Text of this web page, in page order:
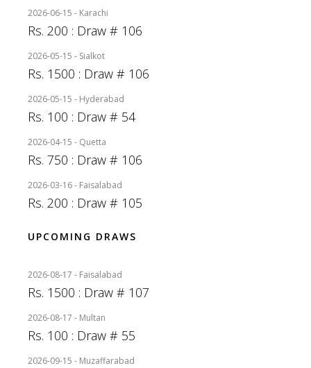
2026-06-15 - Karachi
Rs. 200 : Draw # 106
2026-05-15 - Sialkot
Rs. 1500 : Draw # 106
2026-05-15 - Hyderabad
Rs. 100 : Draw # 54
2026-04-15 - Quetta
Rs. 750 : Draw # 106
2026-03-16 - Faisalabad
Rs. 200 : Draw # 105
UPCOMING DRAWS
2026-08-17 - Faisalabad
Rs. 1500 : Draw # 107
2026-08-17 - Multan
Rs. 100 : Draw # 55
2026-09-15 - Muzaffarabad